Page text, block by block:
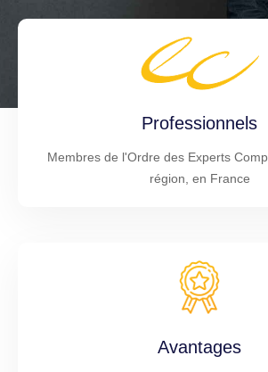
Professionnels
Membres de l'Ordre des Experts
région, en France
Avantages